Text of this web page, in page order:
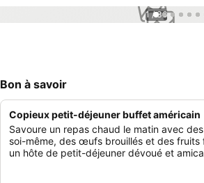
1 / 36
Bon à savoir
Copieux petit-déjeuner buffet américain
Savoure un repas chaud le matin avec
soi-même, des œufs brouillés et des fruits
un hôte de petit-déjeuner dévoué et